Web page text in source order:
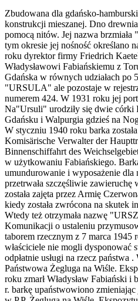
Zbudowana dla gdańsko-
konstrukcji mieszanej. Dno
pomocą nitów. Jej nazwa
tym okresie jej nośność określano
roku dyrektor firmy Friedrich
Władysławowi Fabiańskiemu z
Gdańska w równych udziałach po
"URSULA" ale pozostaje w
numerem 424. W 1931 roku jej
Na"Ursuli" urodziły się dwie córki
Gdańsku i Walpurgia gdzieś na
W styczniu 1940 roku barka
Komisärische Verwalter der
Binnenschiffahrt des
w użytkowaniu Fabiańskiego.
umundurowanie i wyposażenie dla
przetrwała szczęśliwie
została zajęta przez Armię
kiedy została zwrócona na skutek
Wtedy też otrzymała nazwę
Komunikacji o ustaleniu
taborem rzecznym z 7 marca 1945
właściciele nie mogli dysponować
odpłatnie usługi na rzecz państwa
Państwowa Żegluga na Wiśle.
roku zmarł Władysław Fabiański i
r. barkę upaństwowiono